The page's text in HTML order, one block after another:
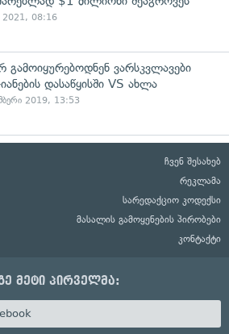
2021, 08:16
ვარსკვლავები
დასაწყისში VS ახლა
2019, 13:53
ჩვენ შესახებ
რეკლამა
სარედაქციო კოდექსი
მასალის გამოყენების პირობები
კონტაქტი
მეტი პირველმა: